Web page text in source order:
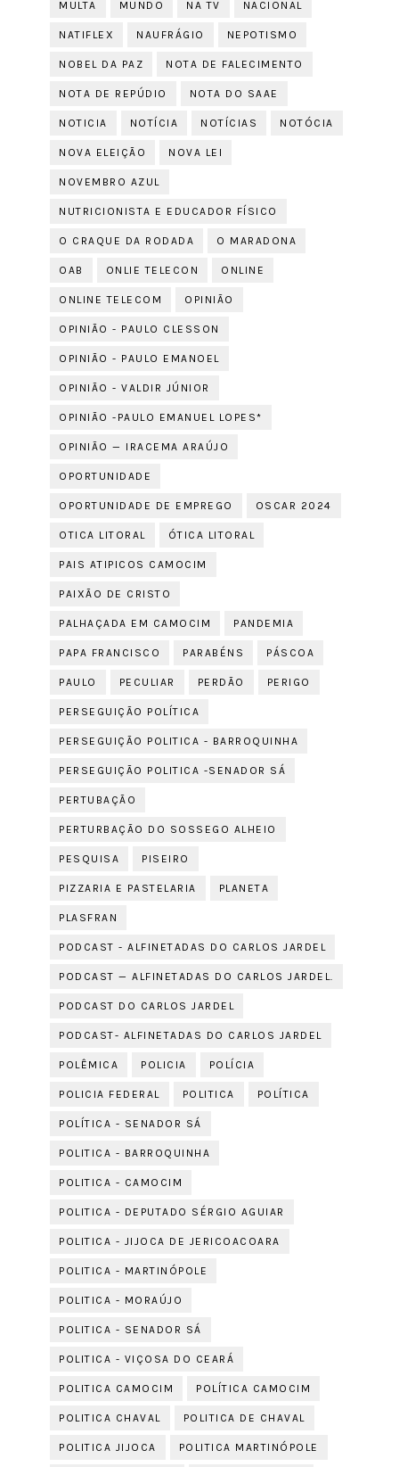
MULTA MUNDO NA TV NACIONAL
NATIFLEX NAUFRÁGIO NEPOTISMO
NOBEL DA PAZ NOTA DE FALECIMENTO
NOTA DE REPÚDIO NOTA DO SAAE
NOTICIA NOTÍCIA NOTÍCIAS NOTÓCIA
NOVA ELEIÇÃO NOVA LEI
NOVEMBRO AZUL
NUTRICIONISTA E EDUCADOR FÍSICO
O CRAQUE DA RODADA O MARADONA
OAB ONLIE TELECON ONLINE
ONLINE TELECOM OPINIÃO
OPINIÃO - PAULO CLESSON
OPINIÃO - PAULO EMANOEL
OPINIÃO - VALDIR JÚNIOR
OPINIÃO -PAULO EMANUEL LOPES*
OPINIÃO — IRACEMA ARAÚJO
OPORTUNIDADE
OPORTUNIDADE DE EMPREGO OSCAR 2024
OTICA LITORAL ÓTICA LITORAL
PAIS ATIPICOS CAMOCIM
PAIXÃO DE CRISTO
PALHAÇADA EM CAMOCIM PANDEMIA
PAPA FRANCISCO PARABÉNS PÁSCOA
PAULO PECULIAR PERDÃO PERIGO
PERSEGUIÇÃO POLÍTICA
PERSEGUIÇÃO POLITICA - BARROQUINHA
PERSEGUIÇÃO POLITICA -SENADOR SÁ
PERTUBAÇÃO
PERTURBAÇÃO DO SOSSEGO ALHEIO
PESQUISA PISEIRO
PIZZARIA E PASTELARIA PLANETA
PLASFRAN
PODCAST - ALFINETADAS DO CARLOS JARDEL
PODCAST — ALFINETADAS DO CARLOS JARDEL.
PODCAST DO CARLOS JARDEL
PODCAST- ALFINETADAS DO CARLOS JARDEL
POLÊMICA POLICIA POLÍCIA
POLICIA FEDERAL POLITICA POLÍTICA
POLÍTICA - SENADOR SÁ
POLITICA - BARROQUINHA
POLITICA - CAMOCIM
POLITICA - DEPUTADO SÉRGIO AGUIAR
POLITICA - JIJOCA DE JERICOACOARA
POLITICA - MARTINÓPOLE
POLITICA - MORAÚJO
POLITICA - SENADOR SÁ
POLITICA - VIÇOSA DO CEARÁ
POLITICA CAMOCIM POLÍTICA CAMOCIM
POLITICA CHAVAL POLITICA DE CHAVAL
POLITICA JIJOCA POLITICA MARTINÓPOLE